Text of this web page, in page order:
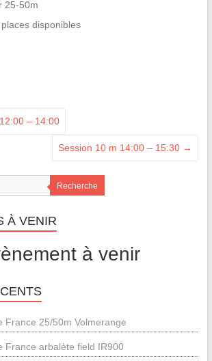
25-50m
disponibles
– 14:00
Session 10 m 14:00 – 15:30 →
Recherche
À VENIR
à venir
France 25/50m Volmerange
France arbalète field IR900